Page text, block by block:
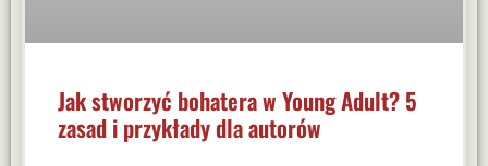
Jak stworzyć bohatera w Young Adult? 5
zasad i przykłady dla autorów